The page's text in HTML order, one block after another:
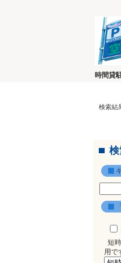
時間貸
検索結
短
用で